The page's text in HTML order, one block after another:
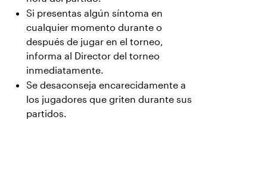
Si presentas algún síntoma en
cualquier momento durante o
después de jugar en el torneo,
informa al Director del torneo
inmediatamente.
Se desaconseja encarecidamente a
los jugadores que griten durante sus
partidos.